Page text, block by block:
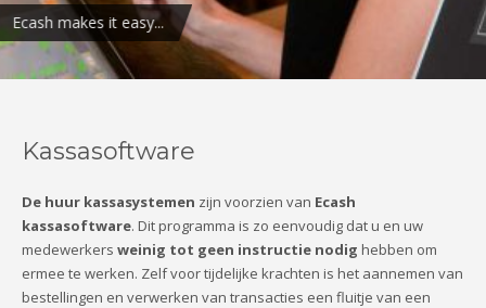
Ecash makes it easy...
Kassasoftware
De huur kassasystemen zijn voorzien van Ecash
kassasoftware. Dit programma is zo eenvoudig dat u en uw
medewerkers weinig tot geen instructie nodig hebben om
ermee te werken. Zelf voor tijdelijke krachten is het aannemen van
bestellingen en verwerken van transacties een fluitje van een